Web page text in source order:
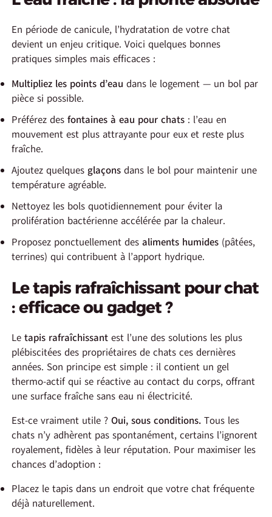
En période de canicule, l’hydratation de votre chat
devient un enjeu critique. Voici quelques bonnes
pratiques simples mais efficaces :
Multipliez les points d’eau dans le logement — un bol par
pièce si possible.
Préférez desfontaines à eau pour chats : l’eau en
mouvement est plus attrayante pour eux et reste plus
fraîche.
Ajoutez quelques glaçons dans le bol pour maintenir une
température agréable.
Nettoyez les bols quotidiennement pour éviter la
prolifération bactérienne accélérée par la chaleur.
Proposez ponctuellement desaliments humides (pâtées,
terrines) qui contribuent à l’apport hydrique.
Le tapis rafraîchissant pour chat
: efficace ou gadget ?
Letapis rafraîchissant est l’une des solutions les plus
plébiscitées des propriétaires de chats ces dernières
années. Son principe est simple : il contient un gel
thermo-actif qui se réactive au contact du corps, offrant
une surface fraîche sans eau ni électricité.
Est-ce vraiment utile ?Oui, sous conditions. Tous les
chats n’y adhèrent pas spontanément, certains l’ignorent
royalement, fidèles à leur réputation. Pour maximiser les
chances d’adoption :
Placez le tapis dans un endroit que votre chat fréquente
déjà naturellement.